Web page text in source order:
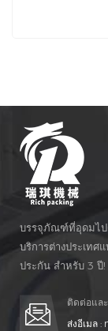
ของคนงานมือ
การนับอิเล็กทร
บรรจุภัณฑ์ที่อุดมไป
บริการต่างประเท
ประกัน สำหรับ 3 ปี!
ติดต่อแล
ส่งอีเมล :